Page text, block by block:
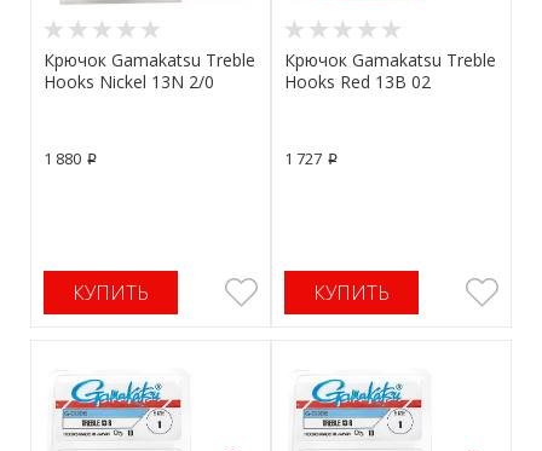
Крючок Gamakatsu Treble
Hooks Nickel 13N 2/0
1 880 p
КУПИТЬ
Крючок Gamakatsu Treble
Hooks Red 13B 02
1 727 p
КУПИТЬ